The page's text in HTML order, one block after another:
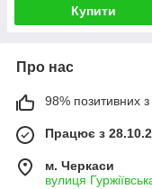
Купити
Про нас
98% позитивних з
Працює з
м. Черкаси
вулиця